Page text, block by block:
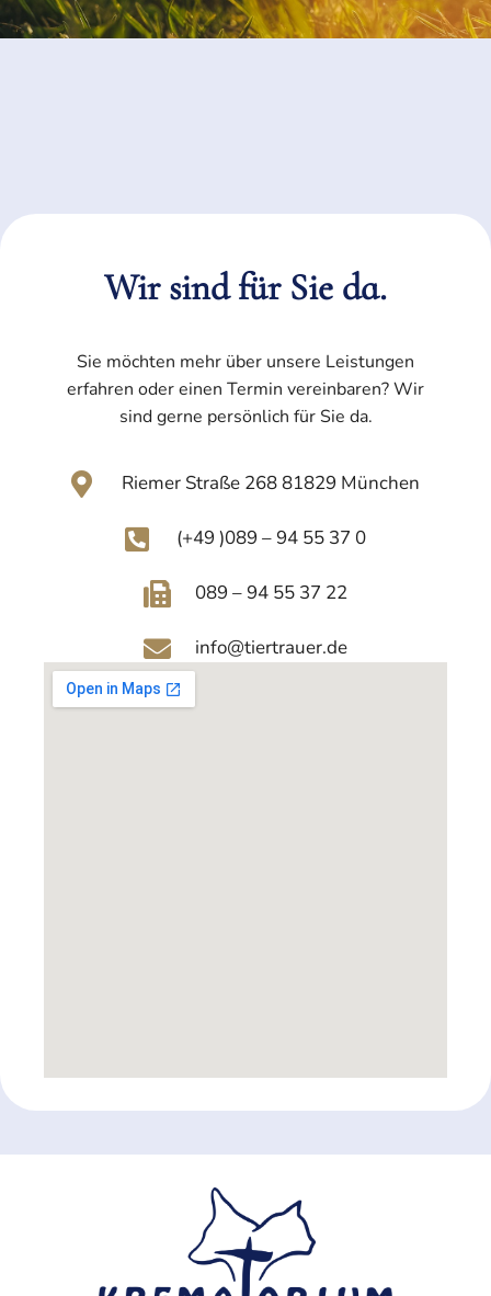
Wir sind für Sie da.
Sie möchten mehr über unsere Leistungen
erfahren oder einen Termin vereinbaren? Wir
sind gerne persönlich für Sie da.
Riemer Straße 268 81829 München
(+49 )089 – 94 55 37 0
089 – 94 55 37 22
info@tiertrauer.de